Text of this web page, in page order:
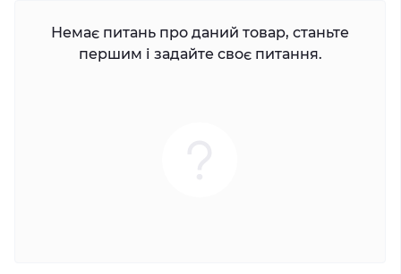
Немає питань про даний товар, станьте
першим і задайте своє питання.